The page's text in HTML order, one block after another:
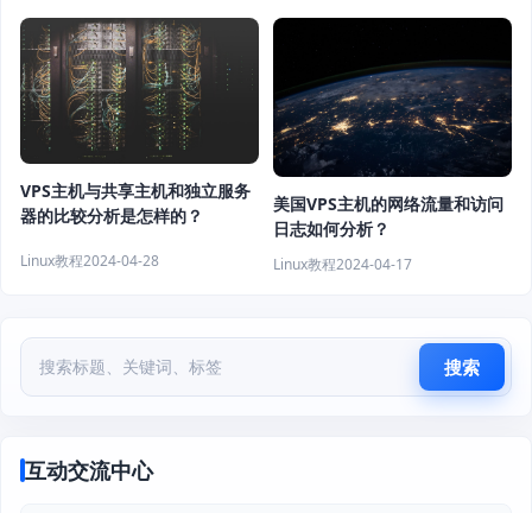
VPS主机与共享主机和独立服务
器的比较分析是怎样的？
Linux教程2024-04-28
美国VPS主机的网络流量和访问
日志如何分析？
Linux教程2024-04-17
搜索
互动交流中心